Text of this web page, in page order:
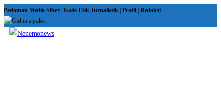
Skip
to
content
Pedoman Media Siber Kode Etik Jurnalistik Profil Redaksi